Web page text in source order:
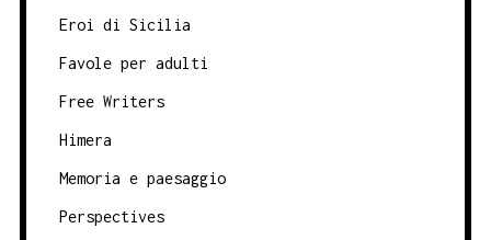
Eroi di Sicilia
Favole per adulti
Free Writers
Himera
Memoria e paesaggio
Perspectives